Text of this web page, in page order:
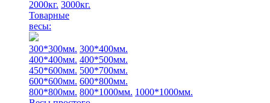
2000кг. 3000кг.
Товарные
весы:
300*300мм. 300*400мм.
400*400мм. 400*500мм.
450*600мм. 500*700мм.
600*600мм. 600*800мм.
800*800мм. 800*1000мм. 1000*1000мм.